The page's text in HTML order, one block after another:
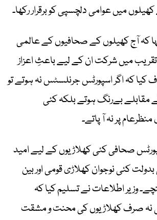
میں عوامی دلچسپی کو برقرار رکھا۔
کہ آج کھیلوں کے صحافیوں کے عالمی
میں شرکت ان کے لیے باعثِ اعزاز
کیا کہ اگر اسپورٹس جرنلسٹس نہ ہوتے تو
بےرنگ ہوتے بلکہ کئی
پر نہ آ پاتے۔
صحافی کئی کھلاڑیوں کے لیے امید
کئی نوجوان کھلاڑی قومی اور بین
وزیر اطلاعات نے تسلیم کیا کہ
نہ صرف کھلاڑیوں کی محنت و مشقت